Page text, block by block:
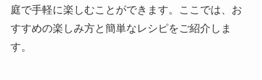
庭で手軽に楽しむことができます。ここでは、お
すすめの楽しみ方と簡単なレシピをご紹介しま
す。